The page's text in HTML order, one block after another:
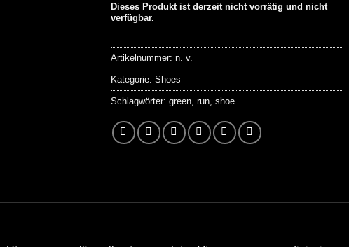
Dieses Produkt ist derzeit nicht vorrätig und nicht
verfügbar.
Artikelnummer: n. v.
Kategorie: Shoes
Schlagwörter: green, run, shoe